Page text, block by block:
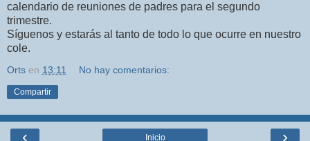
calendario de reuniones de padres para el segundo
trimestre.
Síguenos y estarás al tanto de todo lo que ocurre en nuestro
cole.
Orts en 13:11 No hay comentarios:
Compartir
‹ ›
Inicio